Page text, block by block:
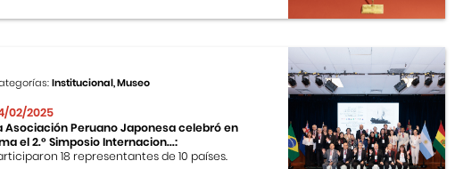
Institucional, Museo
02/2025
Asociación Peruano Japonesa celebró en
el 2.º Simposio Internacion...:
18 representantes de 10 países.